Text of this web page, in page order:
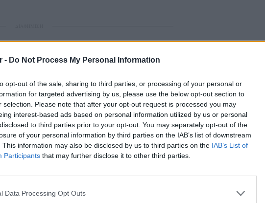
- Do Not Process My Personal Information
opt-out of the sale, sharing to third parties, or processing of your personal or
for targeted advertising by us, please use the below opt-out section to
selection. Please note that after your opt-out request is processed you may
interest-based ads based on personal information utilized by us or personal
to third parties prior to your opt-out. You may separately opt-out of the
of your personal information by third parties on the IAB’s list of downstream
This information may also be disclosed by us to third parties on the IAB’s List of
Participants that may further disclose it to other third parties.
Data Processing Opt Outs
O Γιώργος
νοσοκομείο για